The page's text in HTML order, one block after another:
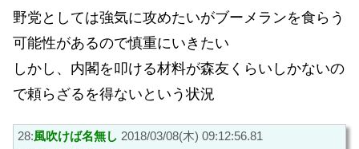
野党としては強気に攻めたいがブーメランを食らう
可能性があるので慎重にいきたい
しかし、内閣を叩ける材料が森友くらいしかないの
で頼らざるを得ないという状況
28:風吹けば名無し 2018/03/08(木) 09:12:56.81